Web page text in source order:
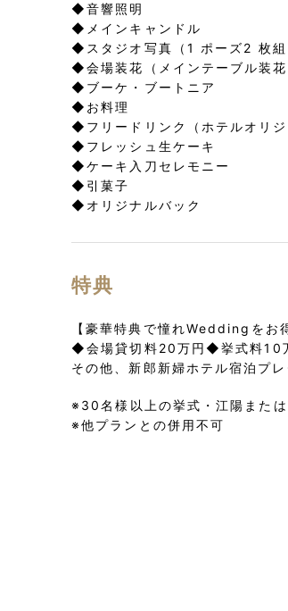
◆音響照明
◆メインキャンドル
◆スタジオ写真（1 ポーズ2 枚組
◆会場装花（メインテーブル装花
◆ブーケ・ブートニア
◆お料理
◆フリードリンク（ホテルオリ
◆フレッシュ生ケーキ
◆ケーキ入刀セレモニー
◆引菓子
◆オリジナルバック
特典
【豪華特典で憧れWeddingをお
◆会場貸切料20万円◆挙式料10
その他、新郎新婦ホテル宿泊プ
※30名様以上の挙式・江陽また
※他プランとの併用不可